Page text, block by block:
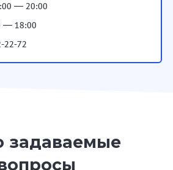
— 20:00
— 18:00
22-72
задаваемые